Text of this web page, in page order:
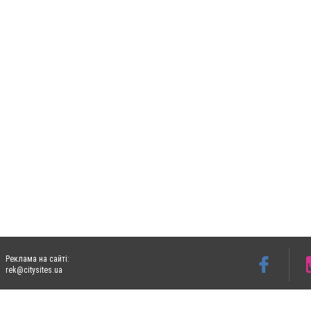
Реклама на сайті:
rek@citysites.ua